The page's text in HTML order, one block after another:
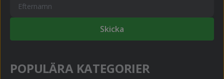
Skicka
POPULÄRA KATEGORIER